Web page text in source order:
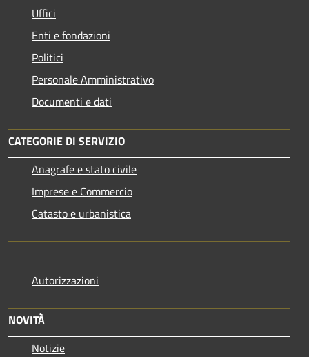
Uffici
Enti e fondazioni
Politici
Personale Amministrativo
Documenti e dati
CATEGORIE DI SERVIZIO
Anagrafe e stato civile
Imprese e Commercio
Catasto e urbanistica
Autorizzazioni
NOVITÀ
Notizie